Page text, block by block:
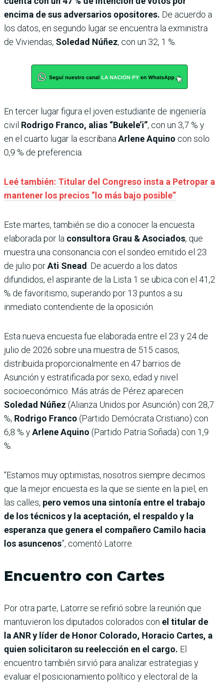
encima de sus adversarios opositores. De acuerdo a
los datos, en segundo lugar se encuentra la exministra
de Viviendas, Soledad Núñez, con un 32, 1 %.
En tercer lugar figura el joven estudiante de ingeniería
civil Rodrigo Franco, alias “Bukele’i”, con un 3,7 % y
en el cuarto lugar la escribanaArlene Aquino con solo
0,9 % de preferencia.
Leé también: Titular del Congreso insta a Petropar a
mantener los precios “lo más bajo posible”
Este martes, también se dio a conocer la encuesta
elaborada por la consultora Grau & Asociados, que
muestra una consonancia con el sondeo emitido el 23
de julio porAti Snead. De acuerdo a los datos
difundidos, el aspirante de la Lista 1 se ubica con el 41,2
% de favoritismo, superando por 13 puntos a su
inmediato contendiente de la oposición.
Esta nueva encuesta fue elaborada entre el 23 y 24 de
julio de 2026 sobre una muestra de 515 casos,
distribuida proporcionalmente en 47 barrios de
Asunción y estratificada por sexo, edad y nivel
socioeconómico. Más atrás de Pérez aparecen
Soledad Núñez (Alianza Unidos por Asunción) con 28,7
%, Rodrigo Franco (Partido Demócrata Cristiano) con
6,8 % yArlene Aquino (Partido Patria Soñada) con 1,9
%.
“Estamos muy optimistas, nosotros siempre decimos
que la mejor encuesta es la que se siente en la piel, en
las calles, pero vemos una sintonía entre el trabajo
de los técnicos y la aceptación, el respaldo y la
esperanza que genera el compañero Camilo hacia
los asuncenos”, comentó Latorre.
Encuentro con Cartes
Por otra parte, Latorre se refirió sobre la reunión que
mantuvieron los diputados colorados con el titular de
la ANR y líder de Honor Colorado, Horacio Cartes, a
quien solicitaron su reelección en el cargo. El
encuentro también sirvió para analizar estrategias y
evaluar el posicionamiento político y electoral de la